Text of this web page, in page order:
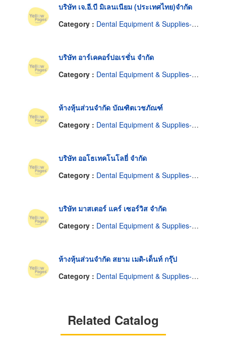
บริษัท เจ.อี.บี มิเลนเนียม (ประเทศไทย)จำกัด
Category : Dental Equipment & Supplies-Repairing
บริษัท อาร์เคคอร์ปอเรชั่น จำกัด
Category : Dental Equipment & Supplies-Repairing
ห้างหุ้นส่วนจำกัด บัณฑิตเวชภัณฑ์
Category : Dental Equipment & Supplies-Repairing
บริษัท ออโธเทคโนโลยี่ จำกัด
Category : Dental Equipment & Supplies-Repairing
บริษัท มาสเตอร์ แคร์ เซอร์วิส จำกัด
Category : Dental Equipment & Supplies-Repairing
ห้างหุ้นส่วนจำกัด สยาม เมดิ-เด็นท์ กรุ๊ป
Category : Dental Equipment & Supplies-Repairing
Related Catalog